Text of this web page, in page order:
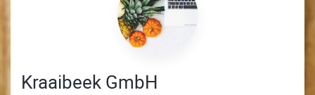
Kraaibeek GmbH